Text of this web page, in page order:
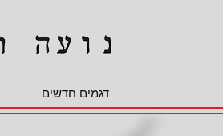
דגמים חדשים